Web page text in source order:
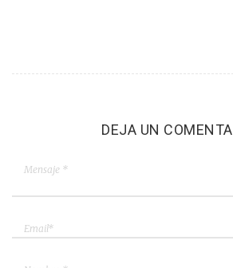
DEJA UN